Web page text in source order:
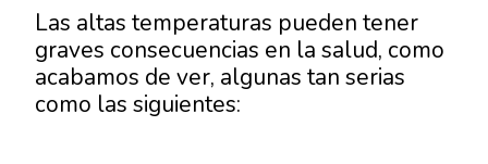
Las altas temperaturas pueden tener
graves consecuencias en la salud, como
acabamos de ver, algunas tan serias
como las siguientes: